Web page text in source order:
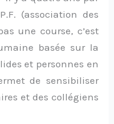
(association des
une course, c’est
basée sur la
et personnes en
de sensibiliser
et des collégiens